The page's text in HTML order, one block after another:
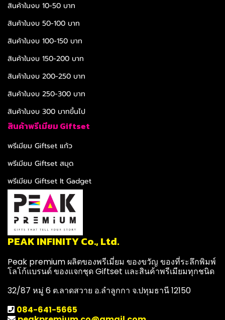
สินค้าในงบ 10-50 บาท
สินค้าในงบ 50-100 บาท
สินค้าในงบ 100-150 บาท
สินค้าในงบ 150-200 บาท
สินค้าในงบ 200-250 บาท
สินค้าในงบ 250-300 บาท
สินค้าในงบ 300 บาทขึ้นไป
สินค้าพรีเมียม Giftset
พรีเมียม Giftset แก้ว
พรีเมียม Giftset สมุด
พรีเมียม Giftset It Gadget
PEAK INFINITY Co., Ltd.
Peak premium ผลิตของพรีเมี่ยม ของขวัญ ของที่ระลึกพิมพ์
โลโก้แบรนด์ ของแจกชุด Giftset และสินค้าพรีเมียมทุกชนิด
32/87 หมู่ 6 ต.ลาดสวาย อ.ลำลูกกา จ.ปทุมธานี 12150
084-641-5665